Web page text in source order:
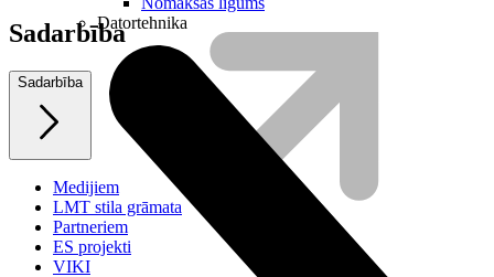
Datortehnika
Sadarbība
Sadarbība
Medijiem
LMT stila grāmata
Partneriem
ES projekti
VIKI